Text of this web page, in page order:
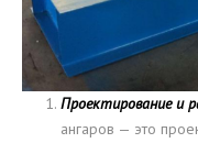
Проектирование и
ангаров — это